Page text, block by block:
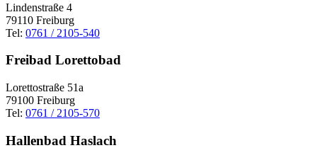
Lindenstraße 4
79110 Freiburg
Tel: 0761 / 2105-540
Freibad Lorettobad
Lorettostraße 51a
79100 Freiburg
Tel: 0761 / 2105-570
Hallenbad Haslach